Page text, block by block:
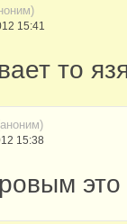
15:41
то
15:38
это